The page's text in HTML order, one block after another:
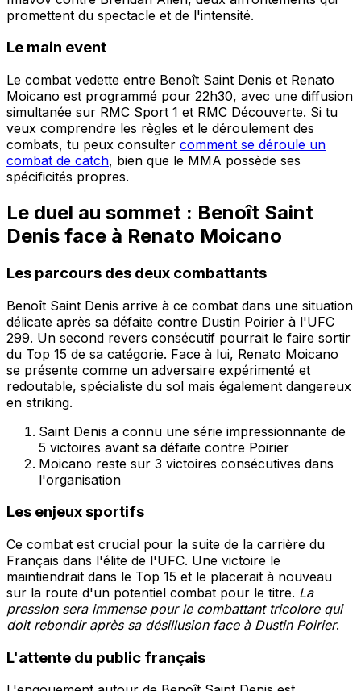
promettent du spectacle et de l'intensité.
Le main event
Le combat vedette entre Benoît Saint Denis et Renato
Moicano est programmé pour 22h30, avec une diffusion
simultanée sur RMC Sport 1 et RMC Découverte. Si tu
veux comprendre les règles et le déroulement des
combats, tu peux consulter comment se déroule un
combat de catch, bien que le MMA possède ses
spécificités propres.
Le duel au sommet : Benoît Saint
Denis face à Renato Moicano
Les parcours des deux combattants
Benoît Saint Denis arrive à ce combat dans une situation
délicate après sa défaite contre Dustin Poirier à l'UFC
299. Un second revers consécutif pourrait le faire sortir
du Top 15 de sa catégorie. Face à lui, Renato Moicano
se présente comme un adversaire expérimenté et
redoutable, spécialiste du sol mais également dangereux
en striking.
Saint Denis a connu une série impressionnante de
5 victoires avant sa défaite contre Poirier
Moicano reste sur 3 victoires consécutives dans
l'organisation
Les enjeux sportifs
Ce combat est crucial pour la suite de la carrière du
Français dans l'élite de l'UFC. Une victoire le
maintiendrait dans le Top 15 et le placerait à nouveau
sur la route d'un potentiel combat pour le titre. La
pression sera immense pour le combattant tricolore qui
doit rebondir après sa désillusion face à Dustin Poirier.
L'attente du public français